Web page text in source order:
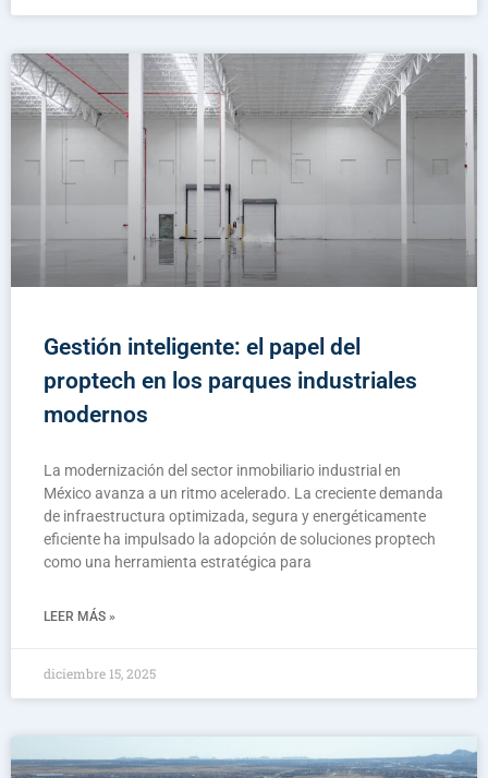
Gestión inteligente: el papel del
proptech en los parques industriales
modernos
La modernización del sector inmobiliario industrial en
México avanza a un ritmo acelerado. La creciente demanda
de infraestructura optimizada, segura y energéticamente
eficiente ha impulsado la adopción de soluciones proptech
como una herramienta estratégica para
LEER MÁS »
diciembre 15, 2025